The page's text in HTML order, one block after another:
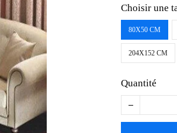
Choisir une
80X50 CM
204X152 CM
Quantité